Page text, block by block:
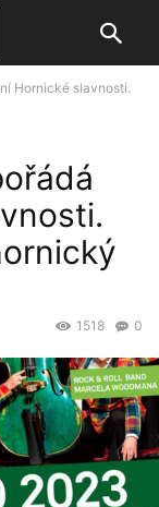
Hornické slavnosti.
0
1518